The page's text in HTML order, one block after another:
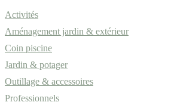
Activités
Aménagement jardin & extérieur
Coin piscine
Jardin & potager
Outillage & accessoires
Professionnels